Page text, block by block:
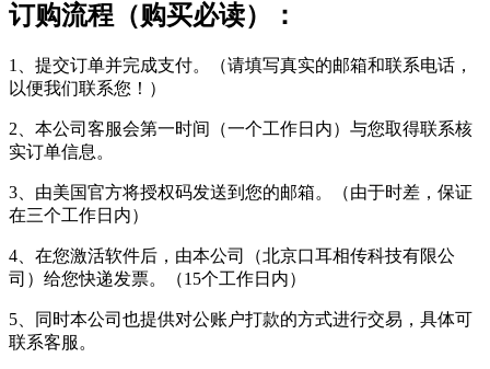
订购流程（购买必读）：
1、提交订单并完成支付。（请填写真实的邮箱和联系电话，
以便我们联系您！）
2、本公司客服会第一时间（一个工作日内）与您取得联系核
实订单信息。
3、由美国官方将授权码发送到您的邮箱。（由于时差，保证
在三个工作日内）
4、在您激活软件后，由本公司（北京口耳相传科技有限公
司）给您快递发票。（15个工作日内）
5、同时本公司也提供对公账户打款的方式进行交易，具体可
联系客服。